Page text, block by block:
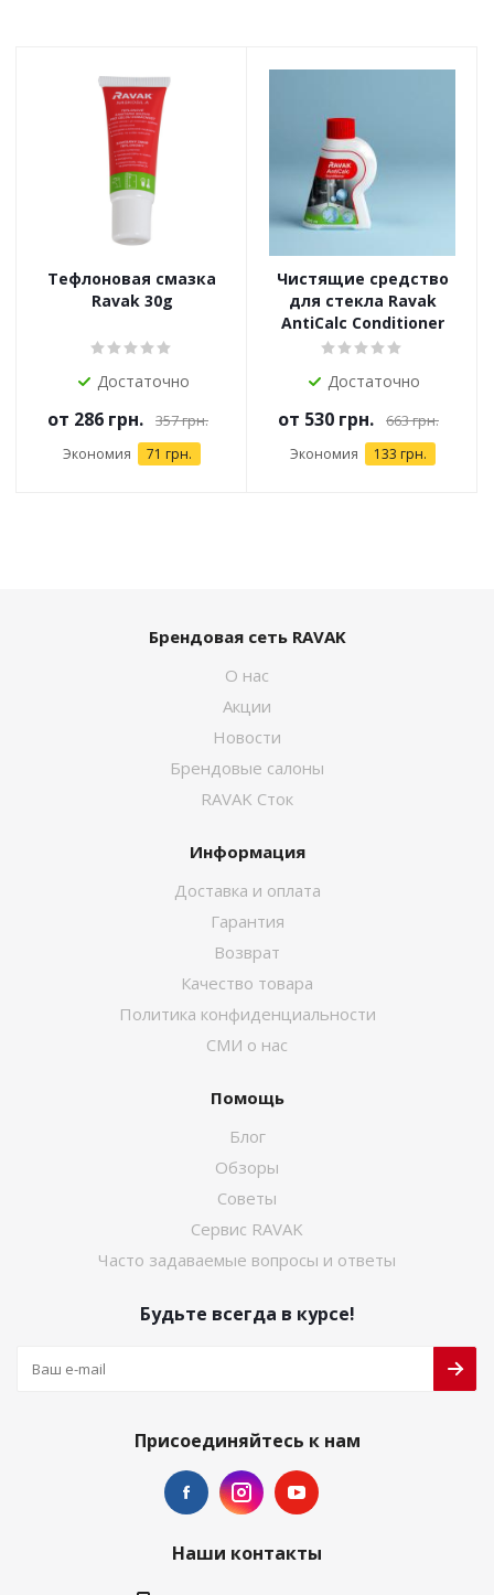
Тефлоновая смазка
Ravak 30g
Достаточно
от 286 грн. 357 грн.
Экономия 71 грн.
Чистящие средство
для стекла Ravak
AntiCalc Conditioner
Достаточно
от 530 грн. 663 грн.
Экономия 133 грн.
Брендовая сеть RAVAK
О нас
Акции
Новости
Брендовые салоны
RAVAK Сток
Информация
Доставка и оплата
Гарантия
Возврат
Качество товара
Политика конфиденциальности
СМИ о нас
Помощь
Блог
Обзоры
Советы
Сервис RAVAK
Часто задаваемые вопросы и ответы
Будьте всегда в курсе!
Присоединяйтесь к нам
Наши контакты